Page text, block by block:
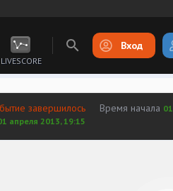
LIVESCORE
Вход
Время начала
завершилось
апреля 2013, 19:15